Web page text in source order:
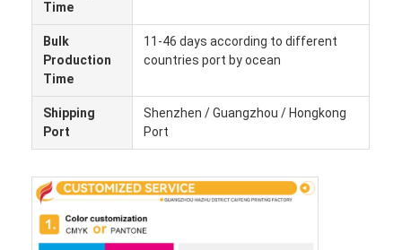
Time
Bulk
Production
Time
11-46 days according to different
countries port by ocean
Shipping
Port
Shenzhen / Guangzhou / Hongkong
Port